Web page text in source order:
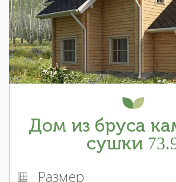
Дом из бруса
сушки
Размер